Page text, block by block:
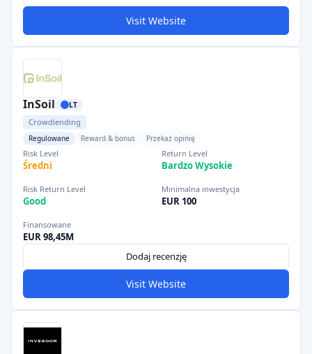
Visit Website
InSoil LT
Crowdlending
Regulowane Reward & bonus Przekaż opinię
Risk Level
Średni
Return Level
Bardzo Wysokie
Risk Return Level
Good
Minimalna inwestycja
EUR 100
Finansowane
EUR 98,45M
Dodaj recenzję
Visit Website